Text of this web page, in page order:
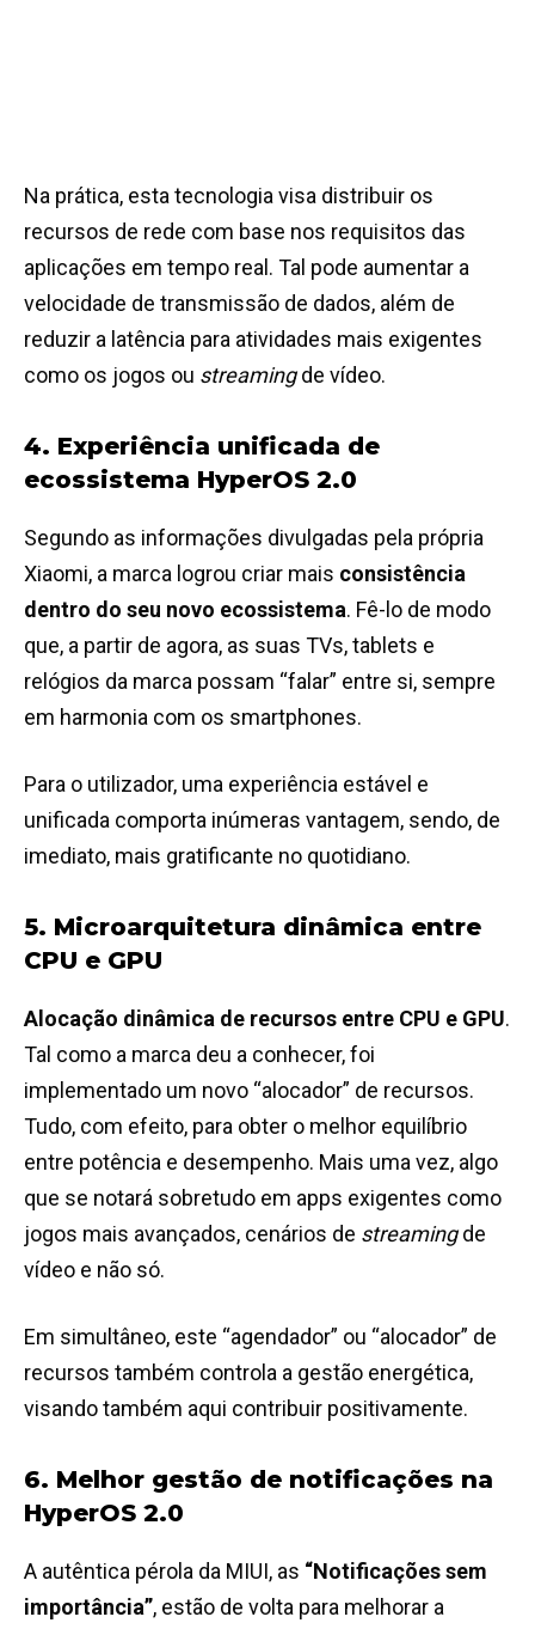
Na prática, esta tecnologia visa distribuir os
recursos de rede com base nos requisitos das
aplicações em tempo real. Tal pode aumentar a
velocidade de transmissão de dados, além de
reduzir a latência para atividades mais exigentes
como os jogos ou streamingde vídeo.
4. Experiência unificada de
ecossistema HyperOS 2.0
Segundo as informações divulgadas pela própria
Xiaomi, a marca logrou criar mais consistência
dentro do seu novo ecossistema. Fê-lo de modo
que, a partir de agora, as suas TVs, tablets e
relógios da marca possam “falar” entre si, sempre
em harmonia com os smartphones.
Para o utilizador, uma experiência estável e
unificada comporta inúmeras vantagem, sendo, de
imediato, mais gratificante no quotidiano.
5. Microarquitetura dinâmica entre
CPU e GPU
Alocação dinâmica de recursos entre CPU e GPU.
Tal como a marca deu a conhecer, foi
implementado um novo “alocador” de recursos.
Tudo, com efeito, para obter o melhor equilíbrio
entre potência e desempenho. Mais uma vez, algo
que se notará sobretudo em apps exigentes como
jogos mais avançados, cenários de streamingde
vídeo e não só.
Em simultâneo, este “agendador” ou “alocador” de
recursos também controla a gestão energética,
visando também aqui contribuir positivamente.
6. Melhor gestão de notificações na
HyperOS 2.0
A autêntica pérola da MIUI, as “Notificações sem
importância”, estão de volta para melhorar a